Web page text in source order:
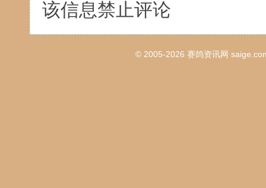
该信息禁止评论
© 2005-2026 赛鸽资讯网